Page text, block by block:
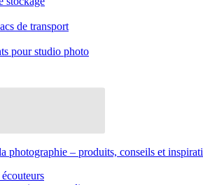
de transport
pour studio photo
photographie – produits, conseils et